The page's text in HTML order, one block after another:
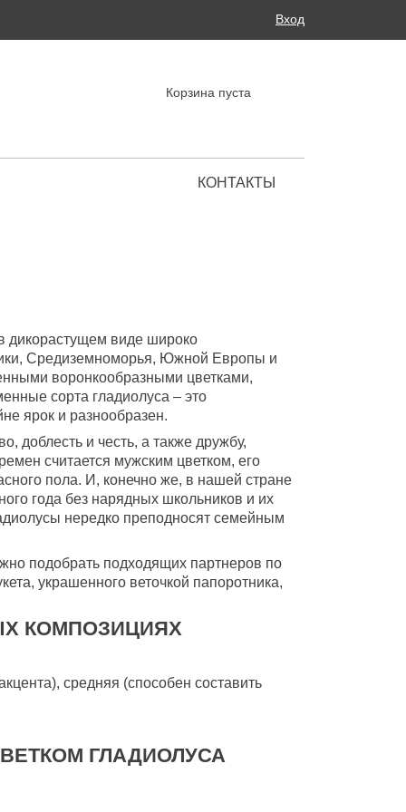
Вход
Корзина пуста
КОНТАКТЫ
дикорастущем виде широко
Средиземноморья, Южной Европы и
воронкообразными цветками,
сорта гладиолуса – это
ярок и разнообразен.
доблесть и честь, а также дружбу,
считается мужским цветком, его
пола. И, конечно же, в нашей стране
года без нарядных школьников и их
нередко преподносят семейным
подобрать подходящих партнеров по
украшенного веточкой папоротника,
КОМПОЗИЦИЯХ
средняя (способен составить
ГЛАДИОЛУСА